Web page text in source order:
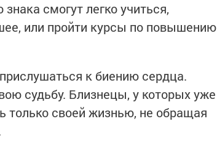
смогут легко учиться,
или пройти курсы по повышению
к биению сердца.
судьбу. Близнецы, у которых уже
только своей жизнью, не обращая